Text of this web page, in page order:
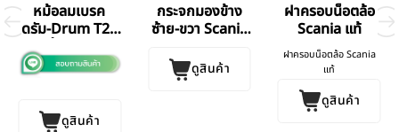
หม้อลมเบรค
ดรัม-Drum T20
ดูสินค้า
กระจกมองข้าง
ซ้าย-ขวา Scania
ดูสินค้า
ฝาครอบน็อตล้อ
Scania แท้
ฝาครอบน็อตล้อ Scania
แท้
ดูสินค้า